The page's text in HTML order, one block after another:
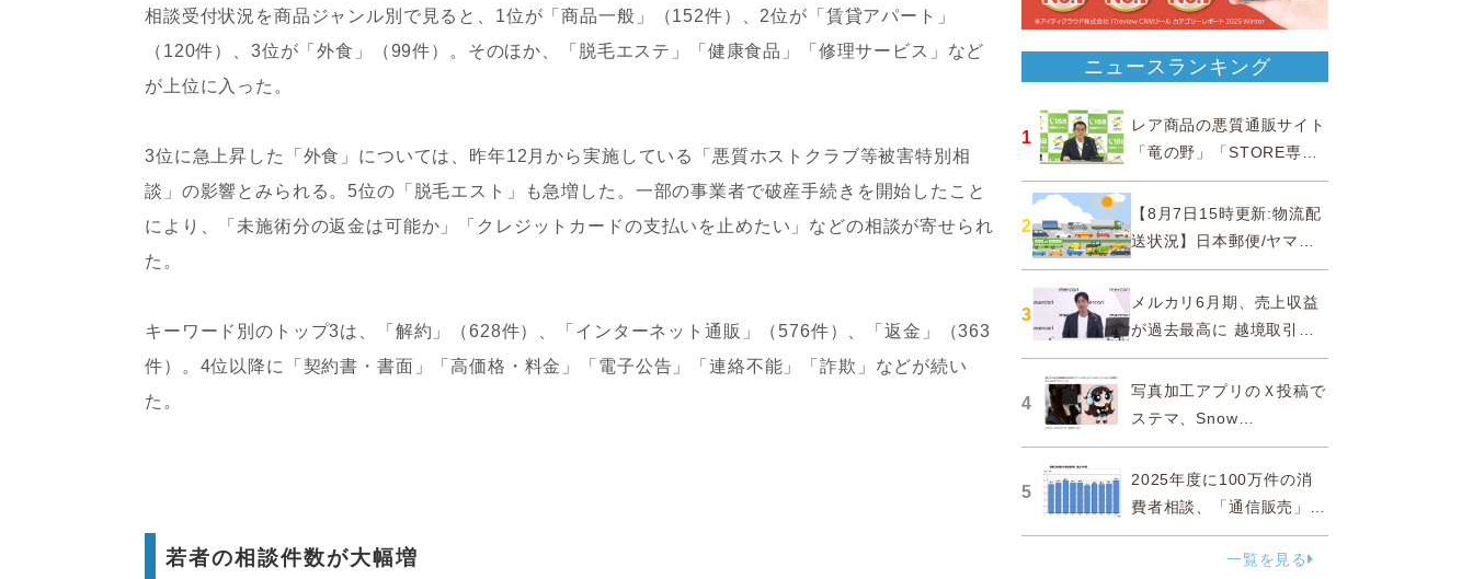
相談受付状況を商品ジャンル別で見ると、1位が「商品一般」（152件）、2位が「賃貸アパート」
（120件）、3位が「外食」（99件）。そのほか、「脱毛エステ」「健康食品」「修理サービス」など
が上位に入った。
3位に急上昇した「外食」については、昨年12月から実施している「悪質ホストクラブ等被害特別相
談」の影響とみられる。5位の「脱毛エスト」も急増した。一部の事業者で破産手続きを開始したこと
により、「未施術分の返金は可能か」「クレジットカードの支払いを止めたい」などの相談が寄せられ
た。
キーワード別のトップ3は、「解約」（628件）、「インターネット通販」（576件）、「返金」（363
件）。4位以降に「契約書・書面」「高価格・料金」「電子公告」「連絡不能」「詐欺」などが続い
た。
若者の相談件数が大幅増
ニュースランキング
1
レア商品の悪質通販サイト
「竜の野」「STORE専門
ショップ」などに注意…消
費者庁
2
【8月7日15時更新:物流配
送状況】日本郵便/ヤマト
運輸/佐川急便/西濃運輸/福
山通運
3
メルカリ6月期、売上収益
が過去最高に 越境取引が
急成長
4
写真加工アプリのＸ投稿で
ステマ、Snow
Corporationと日本法人に
措置命令
5
2025年度に100万件の消
費者相談、「通信販売」が
38.0％占める…国民生活セ
一覧を見る